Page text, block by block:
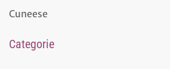
Cuneese
Categorie